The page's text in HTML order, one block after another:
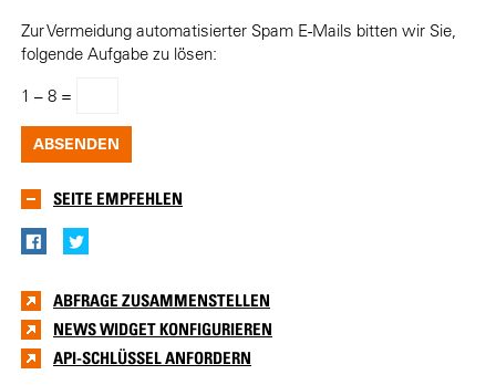
Zur Vermeidung automatisierter Spam E-Mails bitten wir Sie,
folgende Aufgabe zu lösen:
1 – 8 =
SEITE EMPFEHLEN
ABFRAGE ZUSAMMENSTELLEN
NEWS WIDGET KONFIGURIEREN
API-SCHLÜSSEL ANFORDERN